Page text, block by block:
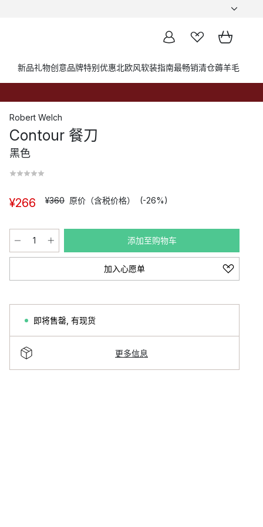
新品礼物创意品牌特别优惠北欧风软装指南最畅销清仓薅羊毛
Robert Welch
Contour 餐刀
黑色
¥266 ¥360 原价（含税价格） (-26%)
添加至购物车
加入心愿单
即将售罄 有现货
更多信息